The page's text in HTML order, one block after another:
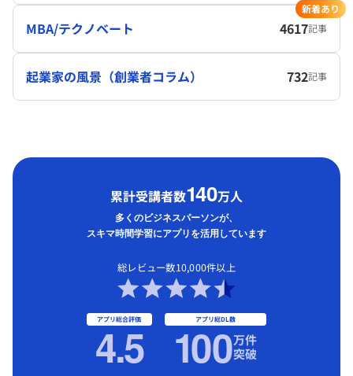
MBA/テクノベート 4617記事
新着あり
起業家の風景（創業者コラム） 732記事
累計受講者数140万人
多くのビジネスパーソンが、
スキマ時間学習にアプリを活用しています
総レビュー数10,000件以上
アプリ総合評価
4.5 アプリ総DL数
100万件
突破